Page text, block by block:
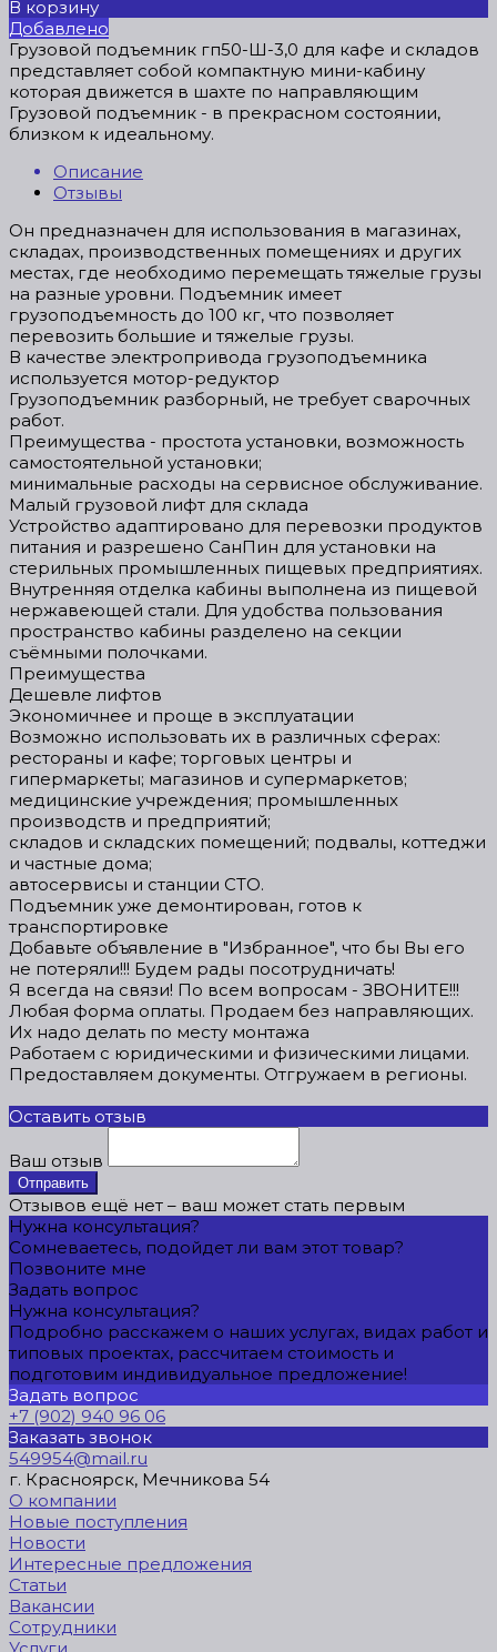
В корзину
Добавлено
Грузовой подъемник гп50-Ш-3,0 для кафе и складов
представляет собой компактную мини-кабину
которая движется в шахте по направляющим
Грузовой подъемник - в прекрасном состоянии,
близком к идеальному.
Описание
Отзывы
Он предназначен для использования в магазинах,
складах, производственных помещениях и других
местах, где необходимо перемещать тяжелые грузы
на разные уровни. Подъемник имеет
грузоподъемность до 100 кг, что позволяет
перевозить большие и тяжелые грузы.
В качестве электропривода грузоподъемника
используется мотор-редуктор
Грузоподъемник разборный, не требует сварочных
работ.
Преимущества - простота установки, возможность
самостоятельной установки;
минимальные расходы на сервисное обслуживание.
Малый грузовой лифт для склада
Устройство адаптировано для перевозки продуктов
питания и разрешено СанПин для установки на
стерильных промышленных пищевых предприятиях.
Внутренняя отделка кабины выполнена из пищевой
нержавеющей стали. Для удобства пользования
пространство кабины разделено на секции
съёмными полочками.
Преимущества
Дешевле лифтов
Экономичнее и проще в эксплуатации
Возможно использовать их в различных сферах:
рестораны и кафе; торговых центры и
гипермаркеты; магазинов и супермаркетов;
медицинские учреждения; промышленных
производств и предприятий;
складов и складских помещений; подвалы, коттеджи
и частные дома;
автосервисы и станции СТО.
Подъемник уже демонтирован, готов к
транспортировке
Добавьте объявление в "Избранное", что бы Вы его
не потеряли!!! Будем рады посотрудничать!
Я всегда на связи! По всем вопросам - ЗВОНИТЕ!!!
Любая форма оплаты. Продаем без направляющих.
Их надо делать по месту монтажа
Работаем с юридическими и физическими лицами.
Предоставляем документы. Отгружаем в регионы.
Оставить отзыв
Ваш отзыв
Отправить
Отзывов ещё нет – ваш может стать первым
Нужна консультация?
Сомневаетесь, подойдет ли вам этот товар?
Позвоните мне
Задать вопрос
Нужна консультация?
Подробно расскажем о наших услугах, видах работ и
типовых проектах, рассчитаем стоимость и
подготовим индивидуальное предложение!
Задать вопрос
+7 (902) 940 96 06
Заказать звонок
549954@mail.ru
г. Красноярск, Мечникова 54
О компании
Новые поступления
Новости
Интересные предложения
Статьи
Вакансии
Сотрудники